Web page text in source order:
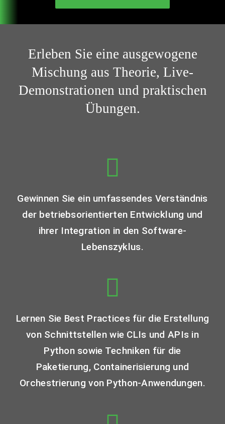
Erleben Sie eine ausgewogene
Mischung aus Theorie, Live-
Demonstrationen und praktischen
Übungen.
Gewinnen Sie ein umfassendes Verständnis
der betriebsorientierten Entwicklung und
ihrer Integration in den Software-
Lebenszyklus.
Lernen Sie Best Practices für die Erstellung
von Schnittstellen wie CLIs und APIs in
Python sowie Techniken für die
Paketierung, Containerisierung und
Orchestrierung von Python-Anwendungen.